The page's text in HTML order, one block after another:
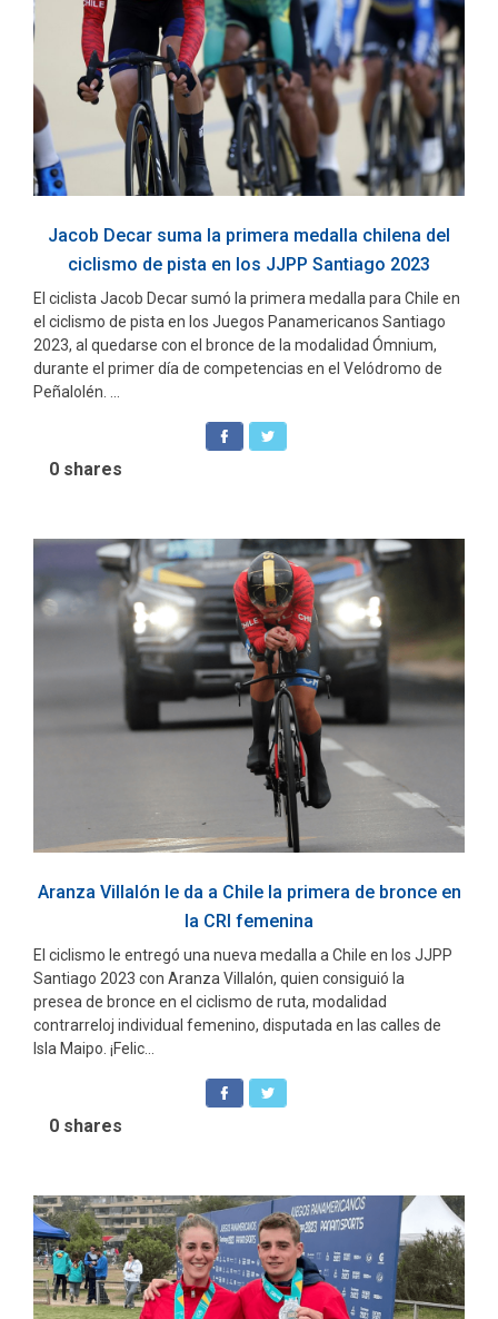
Jacob Decar suma la primera medalla chilena del
ciclismo de pista en los JJPP Santiago 2023
El ciclista Jacob Decar sumó la primera medalla para Chile en
el ciclismo de pista en los Juegos Panamericanos Santiago
2023, al quedarse con el bronce de la modalidad Ómnium,
durante el primer día de competencias en el Velódromo de
Peñalolén. ...
0 shares
Aranza Villalón le da a Chile la primera de bronce en
la CRI femenina
El ciclismo le entregó una nueva medalla a Chile en los JJPP
Santiago 2023 con Aranza Villalón, quien consiguió la
presea de bronce en el ciclismo de ruta, modalidad
contrarreloj individual femenino, disputada en las calles de
Isla Maipo. ¡Felic...
0 shares